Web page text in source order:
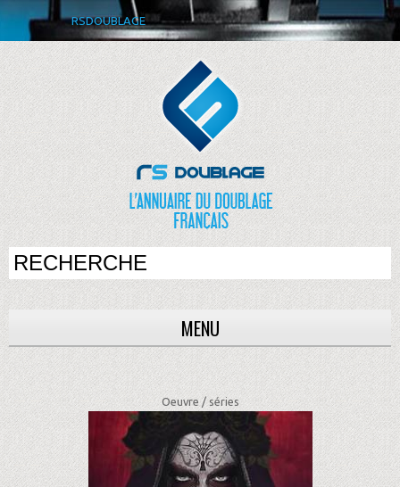
RSDOUBLAGE
MENU
Oeuvre /séries